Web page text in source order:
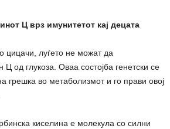
Ц врз имунитетот кај децата
цицачи, луѓето не можат да
Ц од глукоза. Оваа состојба генетски се
грешка во метаболизмот и го прави овој
киселина е молекула со силни